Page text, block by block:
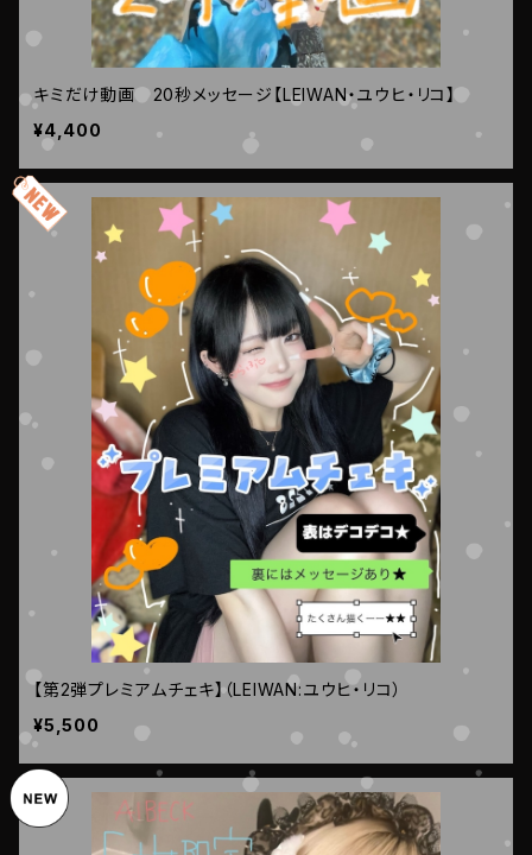
キミだけ動画 20秒メッセージ【LEIWAN・ユウヒ・リコ】
¥4,400
【第2弾プレミアムチェキ】（LEIWAN:ユウヒ・リコ）
¥5,500